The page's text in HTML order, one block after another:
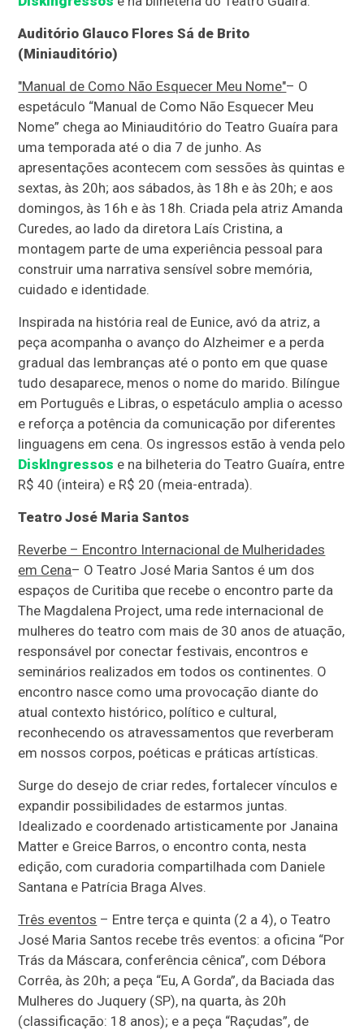
Auditório Glauco Flores Sá de Brito
(Miniauditório)
"Manual de Como Não Esquecer Meu Nome"– O
espetáculo “Manual de Como Não Esquecer Meu
Nome” chega ao Miniauditório do Teatro Guaíra para
uma temporada até o dia 7 de junho. As
apresentações acontecem com sessões às quintas e
sextas, às 20h; aos sábados, às 18h e às 20h; e aos
domingos, às 16h e às 18h. Criada pela atriz Amanda
Curedes, ao lado da diretora Laís Cristina, a
montagem parte de uma experiência pessoal para
construir uma narrativa sensível sobre memória,
cuidado e identidade.
Inspirada na história real de Eunice, avó da atriz, a
peça acompanha o avanço do Alzheimer e a perda
gradual das lembranças até o ponto em que quase
tudo desaparece, menos o nome do marido. Bilíngue
em Português e Libras, o espetáculo amplia o acesso
e reforça a potência da comunicação por diferentes
linguagens em cena. Os ingressos estão à venda pelo
DiskIngressos e na bilheteria do Teatro Guaíra, entre
R$ 40 (inteira) e R$ 20 (meia-entrada).
Teatro José Maria Santos
Reverbe – Encontro Internacional de Mulheridades
em Cena– O Teatro José Maria Santos é um dos
espaços de Curitiba que recebe o encontro parte da
The Magdalena Project, uma rede internacional de
mulheres do teatro com mais de 30 anos de atuação,
responsável por conectar festivais, encontros e
seminários realizados em todos os continentes. O
encontro nasce como uma provocação diante do
atual contexto histórico, político e cultural,
reconhecendo os atravessamentos que reverberam
em nossos corpos, poéticas e práticas artísticas.
Surge do desejo de criar redes, fortalecer vínculos e
expandir possibilidades de estarmos juntas.
Idealizado e coordenado artisticamente por Janaina
Matter e Greice Barros, o encontro conta, nesta
edição, com curadoria compartilhada com Daniele
Santana e Patrícia Braga Alves.
Três eventos – Entre terça e quinta (2 a 4), o Teatro
José Maria Santos recebe três eventos: a oficina “Por
Trás da Máscara, conferência cênica”, com Débora
Corrêa, às 20h; a peça “Eu, A Gorda”, da Baciada das
Mulheres do Juquery (SP), na quarta, às 20h
(classificação: 18 anos); e a peça “Raçudas”, de